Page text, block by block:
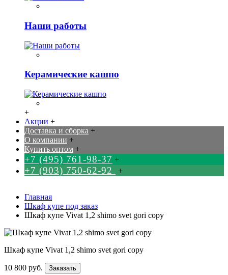
Наши работы
Керамические кашпо
+
Акции +
Доставка и сборка +
О компании +
Купить оптом +
+7 (495) 761-98-37 +
+7 (903) 750-62-92 +
Главная
Шкаф купе под заказ
Шкаф купе Vivat 1,2 shimo svet gori copy
Шкаф купе Vivat 1,2 shimo svet gori copy
10 800 руб. Заказать